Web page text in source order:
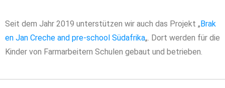
Seit dem Jahr 2019 unterstützen wir auch das Projekt „Brak
en Jan Creche and pre-school Südafrika„. Dort werden für die
Kinder von Farmarbeitern Schulen gebaut und betrieben.